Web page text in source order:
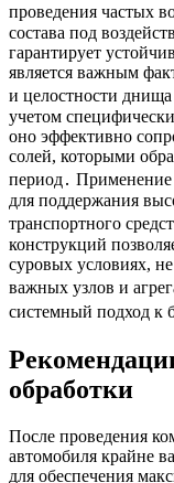
проведения частых
состава под
гарантирует
является важным
и целостности
учетом
оно эффективно
солей, которыми
период․
для поддержания
транспортного
конструкций
суровых условиях, не
важных узлов и
системный подход к
обработки
После проведения
автомобиля крайне
для обеспечения